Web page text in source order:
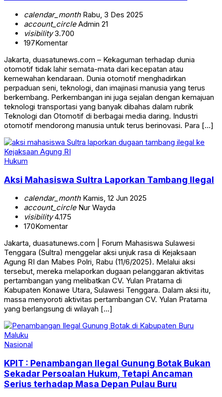
calendar_monthRabu, 3 Des 2025
account_circleAdmin 21
visibility3.700
197Komentar
Jakarta, duasatunews.com – Kekaguman terhadap dunia
otomotif tidak lahir semata-mata dari kecepatan atau
kemewahan kendaraan. Dunia otomotif menghadirkan
perpaduan seni, teknologi, dan imajinasi manusia yang terus
berkembang. Perkembangan ini juga sejalan dengan kemajuan
teknologi transportasi yang banyak dibahas dalam rubrik
Teknologi dan Otomotif di berbagai media daring. Industri
otomotif mendorong manusia untuk terus berinovasi. Para […]
Hukum
Aksi Mahasiswa Sultra Laporkan Tambang Ilegal
calendar_monthKamis, 12 Jun 2025
account_circleNur Wayda
visibility4.175
170Komentar
Jakarta, duasatunews.com | Forum Mahasiswa Sulawesi
Tenggara (Sultra) menggelar aksi unjuk rasa di Kejaksaan
Agung RI dan Mabes Polri, Rabu (11/6/2025). Melalui aksi
tersebut, mereka melaporkan dugaan pelanggaran aktivitas
pertambangan yang melibatkan CV. Yulan Pratama di
Kabupaten Konawe Utara, Sulawesi Tenggara. Dalam aksi itu,
massa menyoroti aktivitas pertambangan CV. Yulan Pratama
yang berlangsung di wilayah […]
Nasional
KPIT : Penambangan Ilegal Gunung Botak Bukan
Sekadar Persoalan Hukum, Tetapi Ancaman
Serius terhadap Masa Depan Pulau Buru